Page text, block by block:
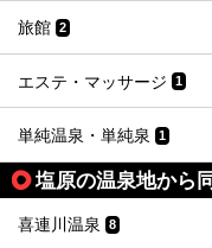
旅館 2
エステ・マッサージ 1
単純温泉・単純泉 1
塩原の温泉地から
喜連川温泉 8